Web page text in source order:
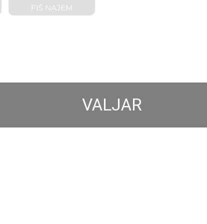
FIŠ NAJEM
VALJAR